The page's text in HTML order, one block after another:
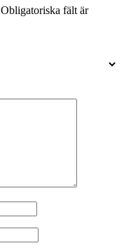
Obligatoriska fält är